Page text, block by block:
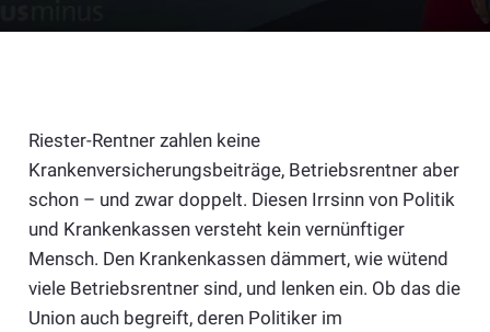
Riester-Rentner zahlen keine
Krankenversicherungsbeiträge, Betriebsrentner aber
schon – und zwar doppelt. Diesen Irrsinn von Politik
und Krankenkassen versteht kein vernünftiger
Mensch. Den Krankenkassen dämmert, wie wütend
viele Betriebsrentner sind, und lenken ein. Ob das die
Union auch begreift, deren Politiker im